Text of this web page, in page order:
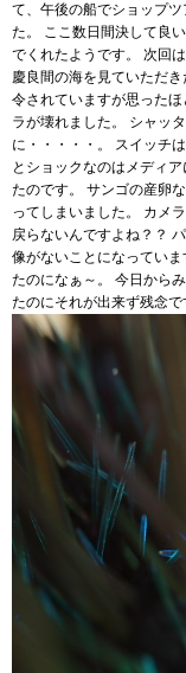
て、午後の船でショップ
た。 ここ数日間決して良
でくれたようです。 次回
慶良間の海を見ていただ
令されていますが思った
ラが壊れました。 シャッ
に・・・・・。 スイッチ
とショックなのはメディ
たのです。 サンゴの産卵
ってしまいました。 カメ
戻らないんですよね？？
像がないことになってい
たのになぁ～。 今日から
たのにそれが出来ず残念で